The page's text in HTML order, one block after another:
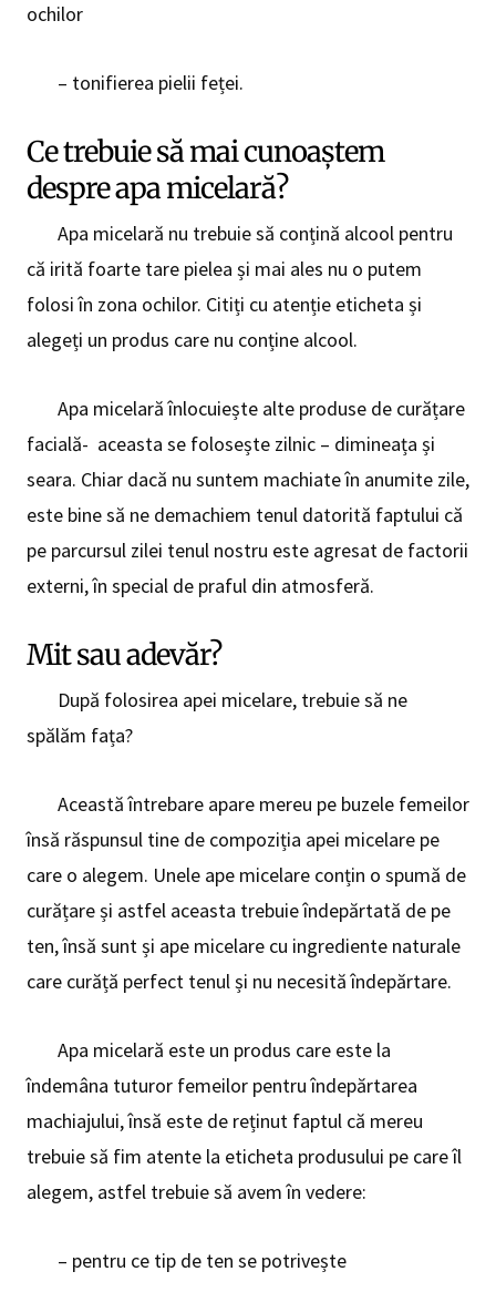
ochilor
– tonifierea pielii feței.
Ce trebuie să mai cunoaștem
despre apa micelară?
Apa micelară nu trebuie să conțină alcool pentru
că irită foarte tare pielea și mai ales nu o putem
folosi în zona ochilor. Citiți cu atenție eticheta și
alegeți un produs care nu conține alcool.
Apa micelară înlocuiește alte produse de curățare
facială- aceasta se folosește zilnic – dimineața și
seara. Chiar dacă nu suntem machiate în anumite zile,
este bine să ne demachiem tenul datorită faptului că
pe parcursul zilei tenul nostru este agresat de factorii
externi, în special de praful din atmosferă.
Mit sau adevăr?
După folosirea apei micelare, trebuie să ne
spălăm fața?
Această întrebare apare mereu pe buzele femeilor
însă răspunsul tine de compoziția apei micelare pe
care o alegem. Unele ape micelare conțin o spumă de
curățare și astfel aceasta trebuie îndepărtată de pe
ten, însă sunt și ape micelare cu ingrediente naturale
care curăță perfect tenul și nu necesită îndepărtare.
Apa micelară este un produs care este la
îndemâna tuturor femeilor pentru îndepărtarea
machiajului, însă este de reținut faptul că mereu
trebuie să fim atente la eticheta produsului pe care îl
alegem, astfel trebuie să avem în vedere:
– pentru ce tip de ten se potrivește